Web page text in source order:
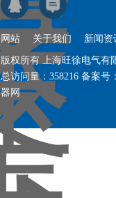
网站 关于我们 新闻资
版权所有 上海旺徐电气有
总访问量： 358216 备案号：
器网